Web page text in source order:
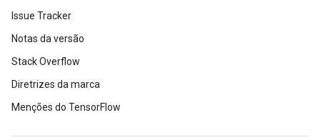
Issue Tracker
Notas da versão
Stack Overflow
Diretrizes da marca
Menções do TensorFlow